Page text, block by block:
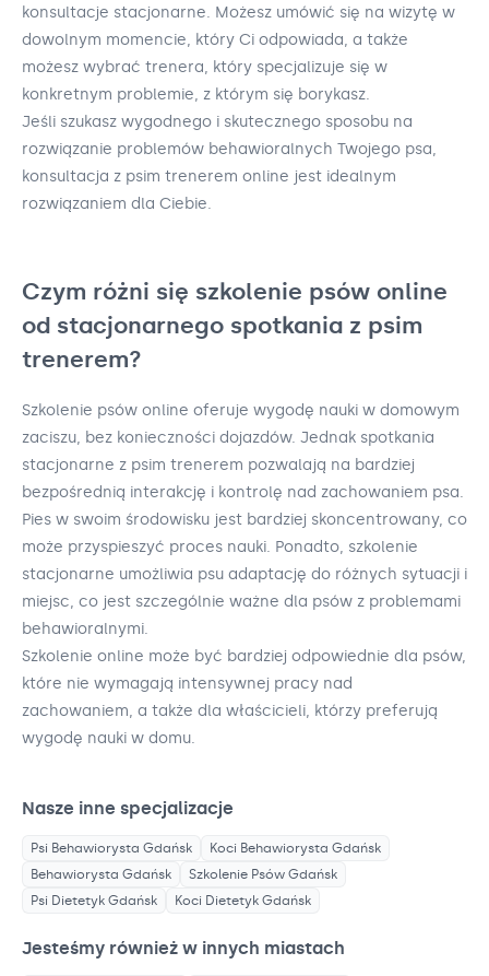
konsultacje stacjonarne. Możesz umówić się na wizytę w
dowolnym momencie, który Ci odpowiada, a także
możesz wybrać trenera, który specjalizuje się w
konkretnym problemie, z którym się borykasz.
Jeśli szukasz wygodnego i skutecznego sposobu na
rozwiązanie problemów behawioralnych Twojego psa,
konsultacja z psim trenerem online jest idealnym
rozwiązaniem dla Ciebie.
Czym różni się szkolenie psów online
od stacjonarnego spotkania z psim
trenerem?
Szkolenie psów online oferuje wygodę nauki w domowym
zaciszu, bez konieczności dojazdów. Jednak spotkania
stacjonarne z psim trenerem pozwalają na bardziej
bezpośrednią interakcję i kontrolę nad zachowaniem psa.
Pies w swoim środowisku jest bardziej skoncentrowany, co
może przyspieszyć proces nauki. Ponadto, szkolenie
stacjonarne umożliwia psu adaptację do różnych sytuacji i
miejsc, co jest szczególnie ważne dla psów z problemami
behawioralnymi.
Szkolenie online może być bardziej odpowiednie dla psów,
które nie wymagają intensywnej pracy nad
zachowaniem, a także dla właścicieli, którzy preferują
wygodę nauki w domu.
Nasze inne specjalizacje
Psi Behawiorysta Gdańsk Koci Behawiorysta Gdańsk
Behawiorysta Gdańsk Szkolenie Psów Gdańsk
Psi Dietetyk Gdańsk Koci Dietetyk Gdańsk
Jesteśmy również w innych miastach